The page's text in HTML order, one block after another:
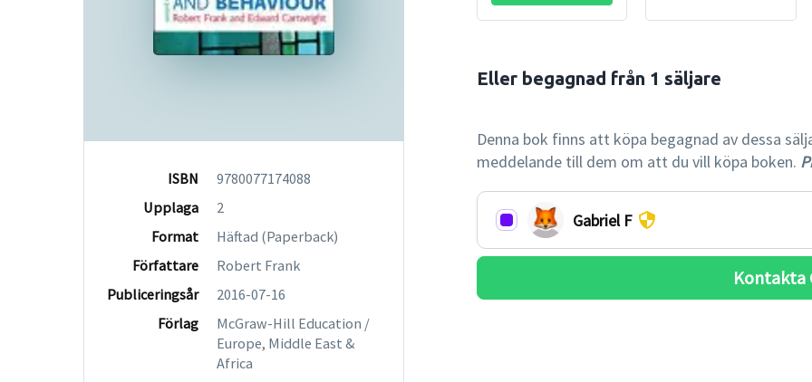
ISBN
9780077174088
Upplaga
2
Format
Häftad (Paperback)
Författare
Robert Frank
Publiceringsår
2016-07-16
Förlag
McGraw-Hill Education /
Europe, Middle East &
Africa
Eller begagnad från 1 säljare
Denna bok finns att köpa begagnad av dessa
meddelande till dem om att du vill köpa boken.
Gabriel F
Kontakta